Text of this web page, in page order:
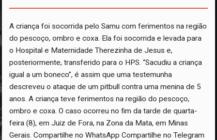
A criança foi socorrida pelo Samu com ferimentos na região
do pescoço, ombro e coxa. Ela foi socorrida e levada para
o Hospital e Maternidade Therezinha de Jesus e,
posteriormente, transferido para o HPS. “Sacudiu a criança
igual a um boneco”, é assim que uma testemunha
descreveu o ataque de um pitbull contra uma menina de 5
anos. A criança teve ferimentos na região do pescoço,
ombro e coxa. O caso ocorreu no fim da tarde de quarta-
feira (8), em Juiz de Fora, na Zona da Mata, em Minas
Gerais. Compartilhe no WhatsApp Compartilhe no Telegram